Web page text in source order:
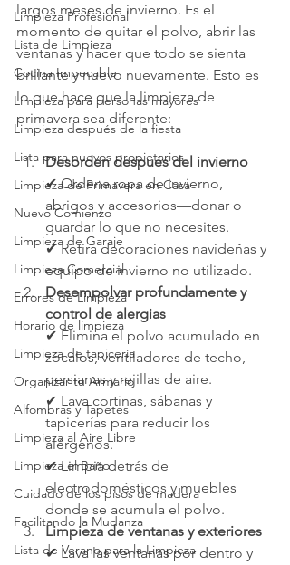
Limpieza Profesional
Lista de Limpieza
Cocina Impecable
Limpieza para personas mayores
Limpieza después de la fiesta
Lista para nuevos propietarios
Limpieza de Primavera en Casa
Nuevo Comienzo
Limpieza de Garaje
Limpieza Comercial
Errores de Limpieza
Horario de limpieza
Limpieza de tapicería
Organizar tu Armario
Alfombras y Tapetes
Limpieza al Aire Libre
Limpieza el Baño
Cuidado de los pisos de madera
Facilitando la Mudanza
Lista de Verano para la Limpieza
largos meses de invierno. Es el
momento de quitar el polvo, abrir las
ventanas y hacer que todo se sienta
brillante y nuevo nuevamente. Esto es
lo que hace que la limpieza de
primavera sea diferente:
Desorden después del invierno
✔ Ordena ropa de invierno,
abrigos y accesorios—donar o
guardar lo que no necesites.
✔ Retira decoraciones navideñas y
equipo de invierno no utilizado.
Desempolvar profundamente y
control de alergias
✔ Elimina el polvo acumulado en
zócalos, ventiladores de techo,
persianas y rejillas de aire.
✔ Lava cortinas, sábanas y
tapicerías para reducir los
alérgenos.
✔ Limpia detrás de
electrodomésticos y muebles
donde se acumula el polvo.
Limpieza de ventanas y exteriores
✔ Lava las ventanas por dentro y